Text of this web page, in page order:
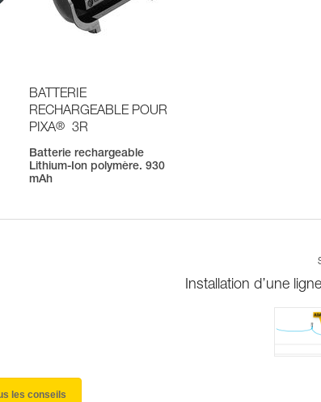
BATTERIE
RECHARGEABLE POUR
PIXA® 3R
Batterie rechargeable
Lithium-Ion polymère. 930
mAh
Installation d’une
les conseils